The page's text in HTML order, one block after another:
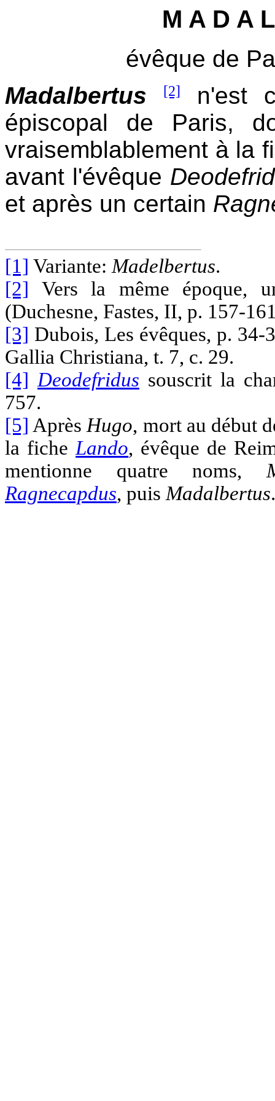
M A D A
évêque de
Madalbertus
[2]
n'est
épiscopal de Paris,
vraisemblablement à la
avant l'évêque
et après un certain
[1] Variante: Madelbertus.
[2] Vers la même époque,
(Duchesne, Fastes, II, p. 157-
[3] Dubois, Les évêques, p.
Gallia Christiana, t. 7, c. 29.
[4] Deodefridus souscrit la
757.
[5] Après Hugo, mort au début
la fiche Lando, évêque de
mentionne quatre noms,
Ragnecapdus, puis Madalbertus.